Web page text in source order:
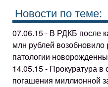
Новости по теме:
07.06.15 - В РДКБ после
млн рублей возобновило
патологии
14.05.15 - Прокуратура в
погашения миллионной